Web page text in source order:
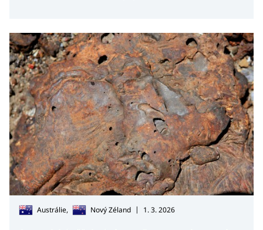
roce 2032.
Austrálie, Nový Zéland | 1. 3. 2026